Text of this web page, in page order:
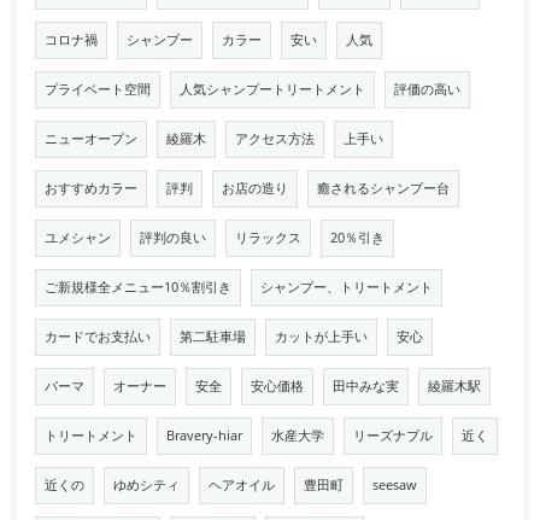
コロナ禍 シャンプー カラー 安い 人気
プライベート空間 人気シャンプートリートメント 評価の高い
ニューオープン 綾羅木 アクセス方法 上手い
おすすめカラー 評判 お店の造り 癒されるシャンプー台
ユメシャン 評判の良い リラックス 20％引き
ご新規様全メニュー10％割引き シャンプー、トリートメント
カードでお支払い 第二駐車場 カットが上手い 安心
パーマ オーナー 安全 安心価格 田中みな実 綾羅木駅
トリートメント Bravery-hiar 水産大学 リーズナブル 近く
近くの ゆめシティ ヘアオイル 豊田町 seesaw